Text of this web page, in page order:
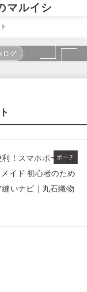
マルイシ
ログ
ポーチ